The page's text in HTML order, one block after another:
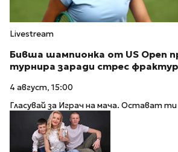
Livestream
Бивша шампионка от US Open
турнира заради стрес
4 август, 15:00
Гласувай за Играч на мача. Остават